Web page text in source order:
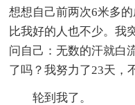
想想自己前两次6米多
比我好的人也不少。我
问自己：无数的汗就白
了吗？我努力了23天，
轮到我了。